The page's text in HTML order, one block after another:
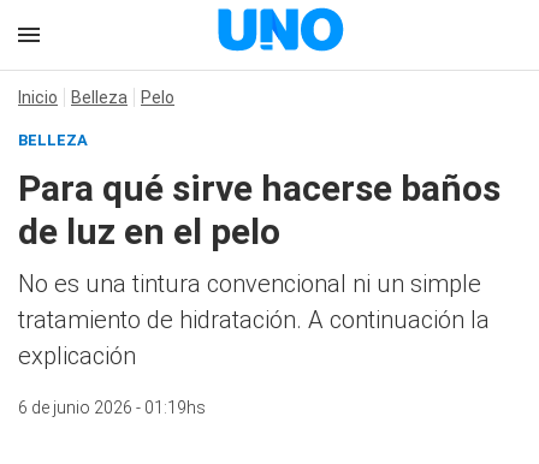
Inicio Belleza Pelo
BELLEZA
Para qué sirve hacerse baños
de luz en el pelo
No es una tintura convencional ni un simple
tratamiento de hidratación. A continuación la
explicación
6 de junio 2026 - 01:19hs